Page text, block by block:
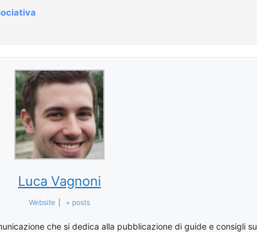
Luca Vagnoni
Website + posts
che si dedica alla pubblicazione di guide e consigli su